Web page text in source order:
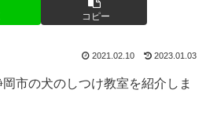
コピー
2021.02.10 2023.01.03
市の犬のしつけ教室を紹介しま